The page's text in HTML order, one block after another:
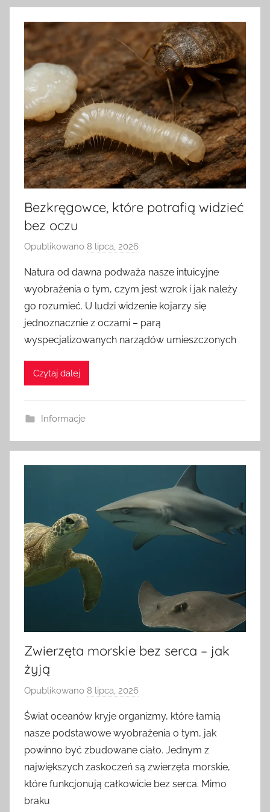
Bezkręgowce, które potrafią widzieć
bez oczu
Opublikowano 8 lipca, 2026
z
e
z
a
d
Natura od dawna podważa nasze intuicyjne
wyobrażenia o tym, czym jest wzrok i jak należy
go rozumieć. U ludzi widzenie kojarzy się
jednoznacznie z oczami – parą
wyspecjalizowanych narządów umieszczonych
Czytaj dalej
Informacje
Zwierzęta morskie bez serca – jak
żyją
Opublikowano 8 lipca, 2026
z
e
z
a
d
Świat oceanów kryje organizmy, które łamią
nasze podstawowe wyobrażenia o tym, jak
powinno być zbudowane ciało. Jednym z
największych zaskoczeń są zwierzęta morskie,
które funkcjonują całkowicie bez serca. Mimo
braku